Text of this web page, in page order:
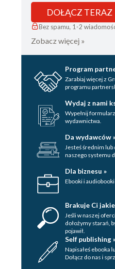
DOŁĄCZ TERAZ
Bez spamu, 1-2
Zobacz więcej »
Program
Zarabiaj więcej z
programu
Wydaj z nami
Wypełnij
wydawnictwa.
Da wydawców
Jesteś średnim lub
naszego systemu
Dla biznesu »
Ebooki i
Brakuje Ci
Jeśli w naszej
dołożymy starań,
pojawił.
Self publishing
Napisałeś ebooka
Dołącz do nas i